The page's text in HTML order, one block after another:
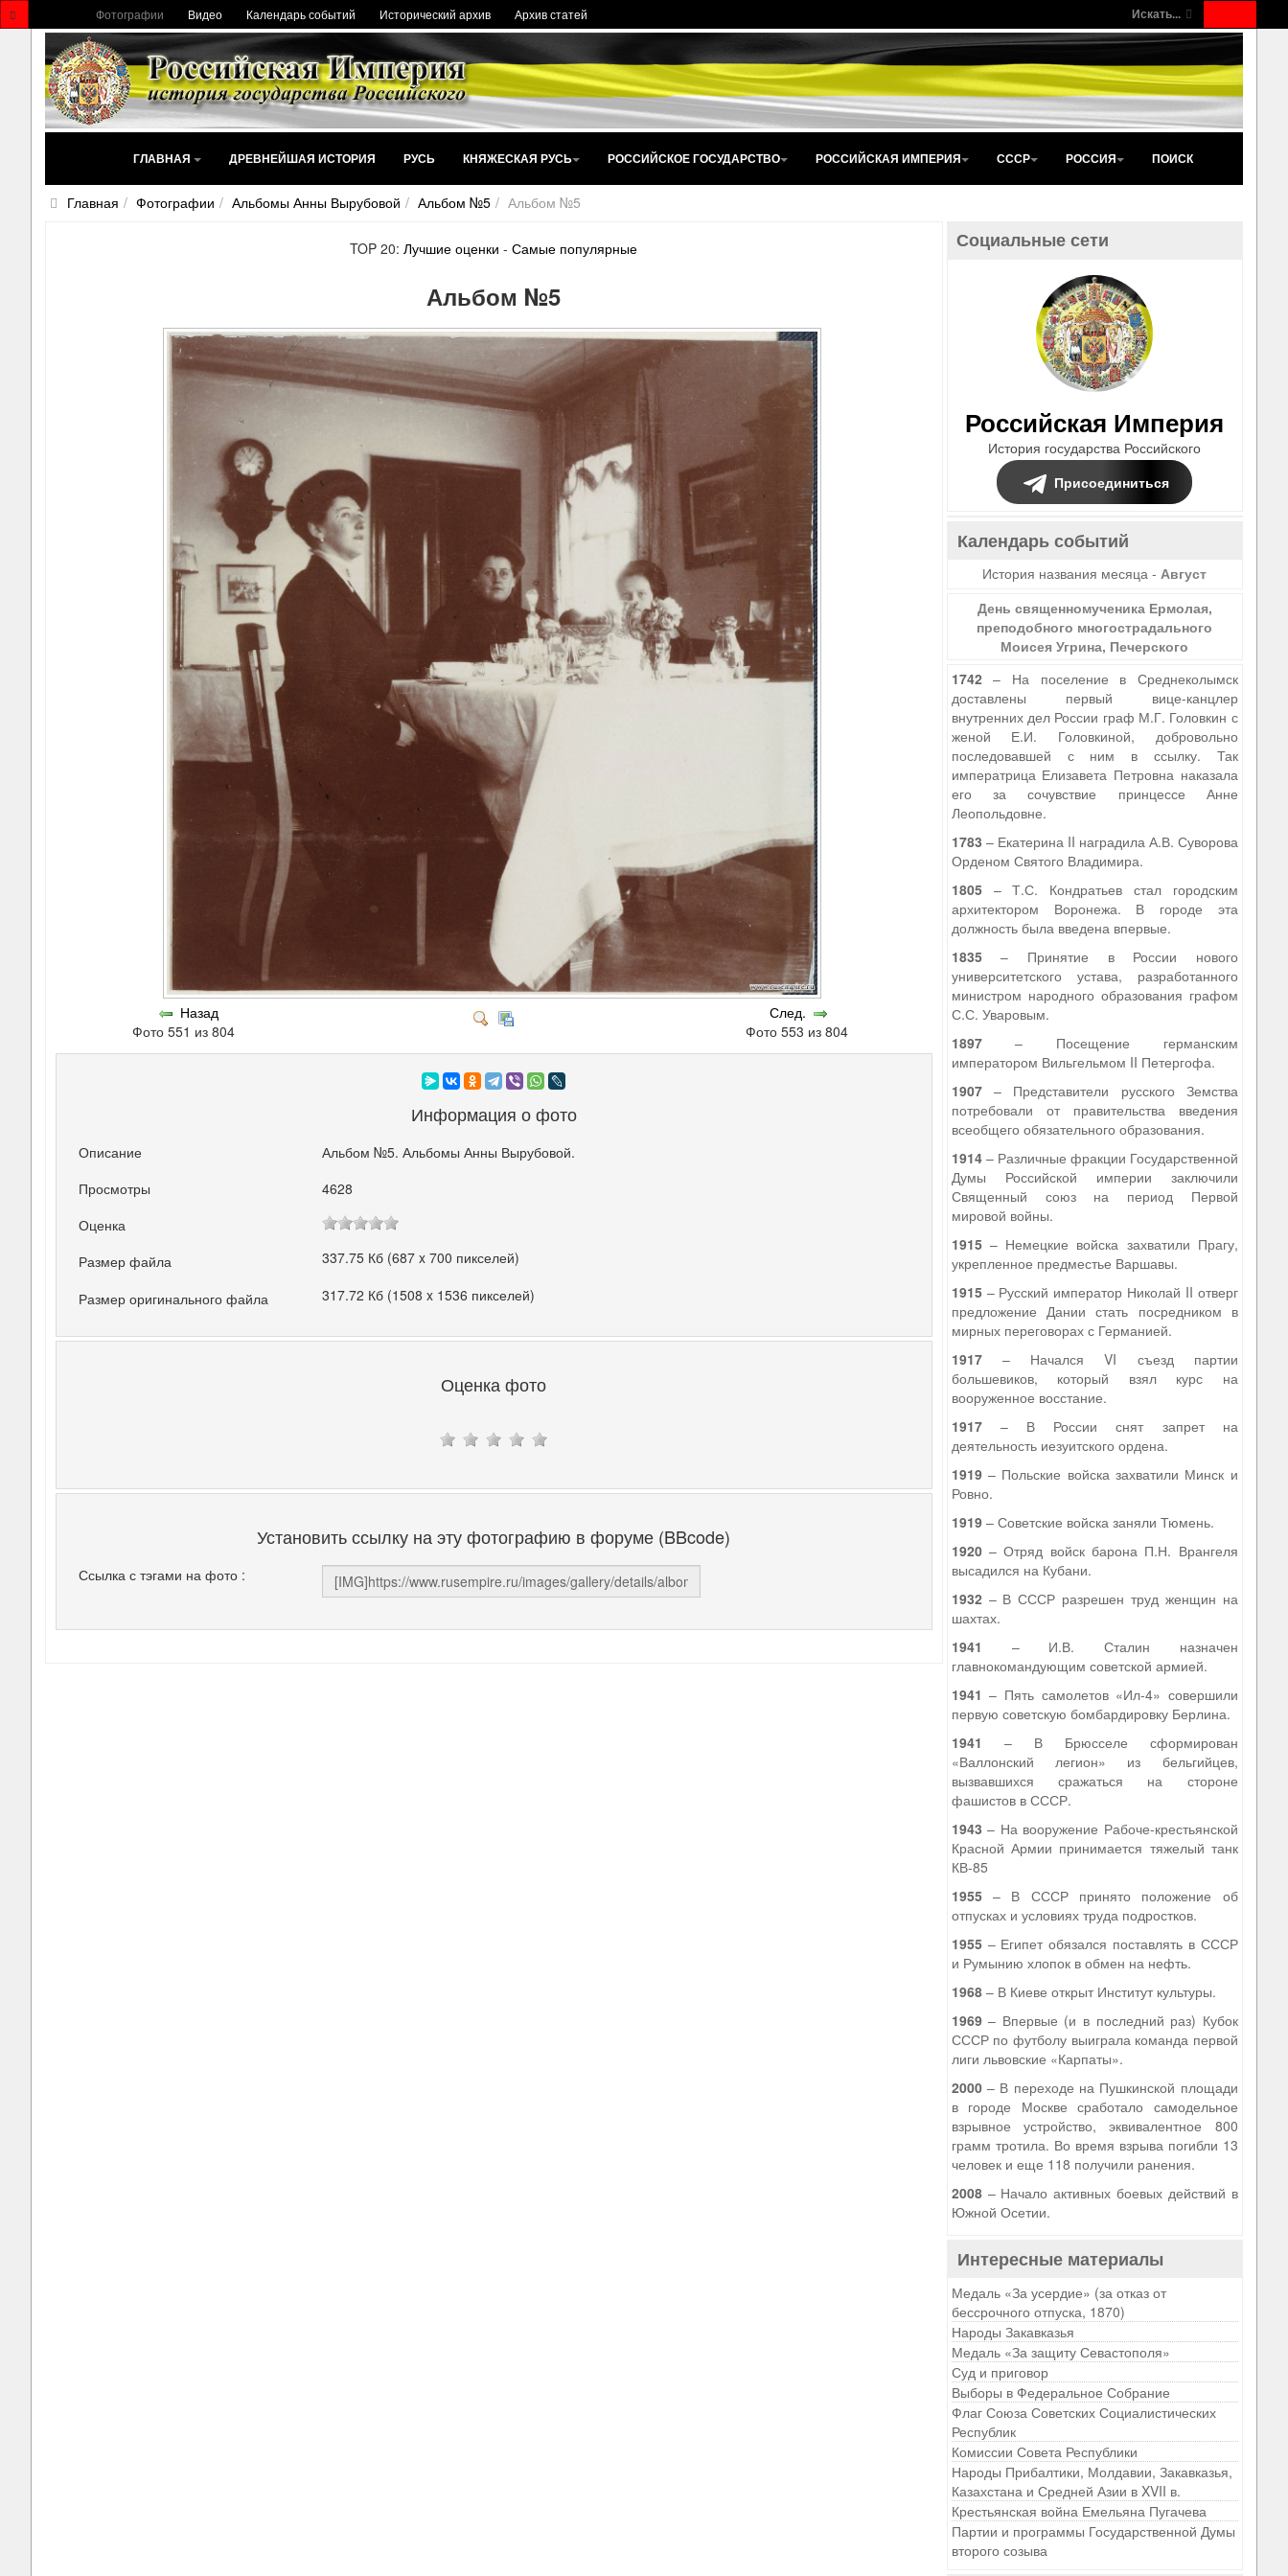
Искать...
Фотографии Видео Календарь событий Исторический архив Архив статей
ГЛАВНАЯ ДРЕВНЕЙШАЯ ИСТОРИЯ РУСЬ КНЯЖЕСКАЯ РУСЬ РОССИЙСКОЕ ГОСУДАРСТВО РОССИЙСКАЯ ИМПЕРИЯ СССР РОССИЯ ПОИСК
Главная Фотографии Альбомы Анны Вырубовой Альбом №5 Альбом №5
TOP 20:Лучшие оценки -Самые популярные
Альбом №5
Назад
Фото 551 из 804
След.
Фото 553 из 804
Информация о фото
Описание
Альбом №5. Альбомы Анны Вырубовой.
Просмотры
4628
Оценка
Размер файла
337.75 Кб (687 x 700 пикселей)
Размер оригинального файла 317.72 Кб (1508 x 1536 пикселей)
Оценка фото
Установить ссылку на эту фотографию в форуме (BBcode)
Ссылка с тэгами на фото :
Социальные сети
Российская Империя
История государства Российского
Присоединиться
Календарь событий
История названия месяца -Август
День священномученика Ермолая,
преподобного многострадального
Моисея Угрина, Печерского
1742– На поселение в Среднеколымск
доставлены первый вице-канцлер
внутренних дел России граф М.Г. Головкин с
женой Е.И. Головкиной, добровольно
последовавшей с ним в ссылку. Так
императрица Елизавета Петровна наказала
его за сочувствие принцессе Анне
Леопольдовне.
1783 – Екатерина II наградила А.В. Суворова
Орденом Святого Владимира.
1805– Т.С. Кондратьев стал городским
архитектором Воронежа. В городе эта
должность была введена впервые.
1835– Принятие в России нового
университетского устава, разработанного
министром народного образования графом
С.С. Уваровым.
1897– Посещение германским
императором Вильгельмом II Петергофа.
1907– Представители русского Земства
потребовали от правительства введения
всеобщего обязательного образования.
1914– Различные фракции Государственной
Думы Российской империи заключили
Священный союз на период Первой
мировой войны.
1915– Немецкие войска захватили Прагу,
укрепленное предместье Варшавы.
1915– Русский император Николай II отверг
предложение Дании стать посредником в
мирных переговорах с Германией.
1917– Начался VI съезд партии
большевиков, который взял курс на
вооруженное восстание.
1917– В России снят запрет на
деятельность иезуитского ордена.
1919– Польские войска захватили Минск и
Ровно.
1919– Советские войска заняли Тюмень.
1920– Отряд войск барона П.Н. Врангеля
высадился на Кубани.
1932– В СССР разрешен труд женщин на
шахтах.
1941 – И.В. Сталин назначен
главнокомандующим советской армией.
1941 – Пять самолетов «Ил-4» совершили
первую советскую бомбардировку Берлина.
1941 – В Брюсселе сформирован
«Валлонский легион» из бельгийцев,
вызвавшихся сражаться на стороне
фашистов в СССР.
1943 – На вооружение Рабоче-крестьянской
Красной Армии принимается тяжелый танк
КВ-85
1955– В СССР принято положение об
отпусках и условиях труда подростков.
1955– Египет обязался поставлять в СССР
и Румынию хлопок в обмен на нефть.
1968– В Киеве открыт Институт культуры.
1969– Впервые (и в последний раз) Кубок
СССР по футболу выиграла команда первой
лиги львовские «Карпаты».
2000– В переходе на Пушкинской площади
в городе Москве сработало самодельное
взрывное устройство, эквивалентное 800
грамм тротила. Во время взрыва погибли 13
человек и еще 118 получили ранения.
2008– Начало активных боевых действий в
Южной Осетии.
Интересные материалы
Медаль «За усердие» (за отказ от
бессрочного отпуска, 1870)
Народы Закавказья
Медаль «За защиту Севастополя»
Суд и приговор
Выборы в Федеральное Собрание
Флаг Союза Советских Социалистических
Республик
Комиссии Совета Республики
Народы Прибалтики, Молдавии, Закавказья,
Казахстана и Средней Азии в XVII в.
Крестьянская война Емельяна Пугачева
Партии и программы Государственной Думы
второго созыва